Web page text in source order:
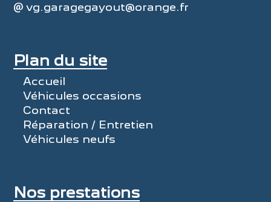
vg.garagegayout@orange.fr
Plan du site
Accueil
Véhicules occasions
Contact
Réparation / Entretien
Véhicules neufs
Nos prestations